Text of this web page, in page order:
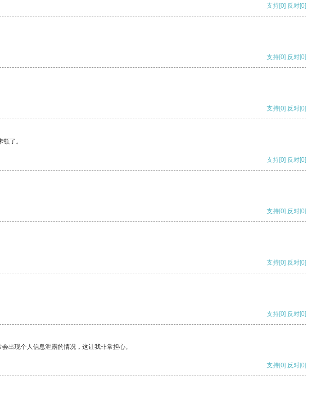
支持[0] 反对[0]
支持[0] 反对[0]
支持[0] 反对[0]
了。
支持[0] 反对[0]
支持[0] 反对[0]
支持[0] 反对[0]
支持[0] 反对[0]
出现个人信息泄露的情况，这让我非常担心。
支持[0] 反对[0]